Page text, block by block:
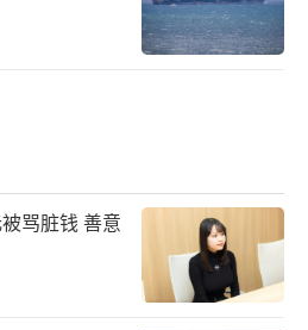
骂脏钱 善意